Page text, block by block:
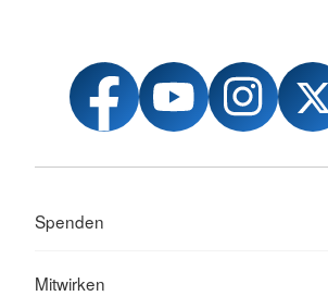
Spenden
Mitwirken